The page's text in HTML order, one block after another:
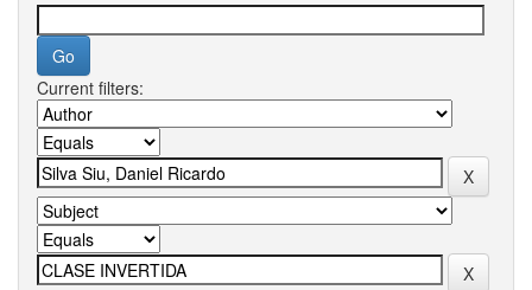
Current filters: